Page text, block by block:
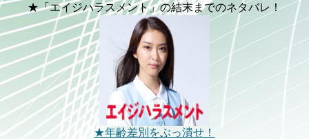
★「エイジハラスメント」の結末までのネタバレ！
★年齢差別をぶっ潰せ！